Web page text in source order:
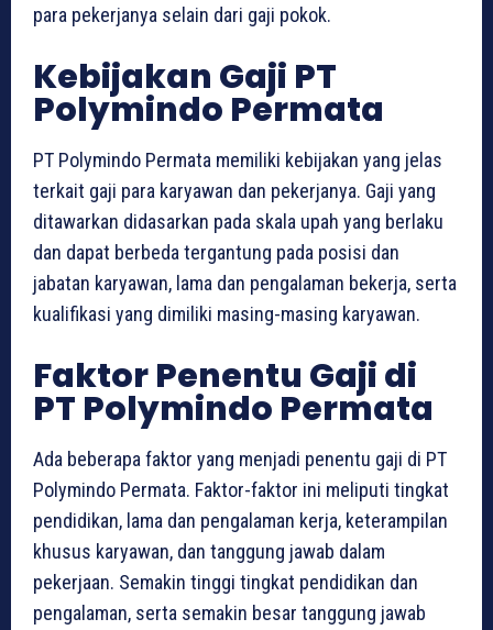
para pekerjanya selain dari gaji pokok.
Kebijakan Gaji PT
Polymindo Permata
PT Polymindo Permata memiliki kebijakan yang jelas
terkait gaji para karyawan dan pekerjanya. Gaji yang
ditawarkan didasarkan pada skala upah yang berlaku
dan dapat berbeda tergantung pada posisi dan
jabatan karyawan, lama dan pengalaman bekerja, serta
kualifikasi yang dimiliki masing-masing karyawan.
Faktor Penentu Gaji di
PT Polymindo Permata
Ada beberapa faktor yang menjadi penentu gaji di PT
Polymindo Permata. Faktor-faktor ini meliputi tingkat
pendidikan, lama dan pengalaman kerja, keterampilan
khusus karyawan, dan tanggung jawab dalam
pekerjaan. Semakin tinggi tingkat pendidikan dan
pengalaman, serta semakin besar tanggung jawab